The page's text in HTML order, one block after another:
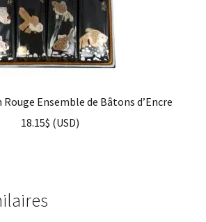
Ensemble de Bâtons d’Encre
18.15$ (USD)